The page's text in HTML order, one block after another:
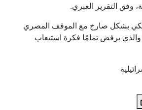
وفق التقرير العبري.
بشكل صارخ مع الموقف المصري
والذي يرفض تمامًا فكرة استيعاب